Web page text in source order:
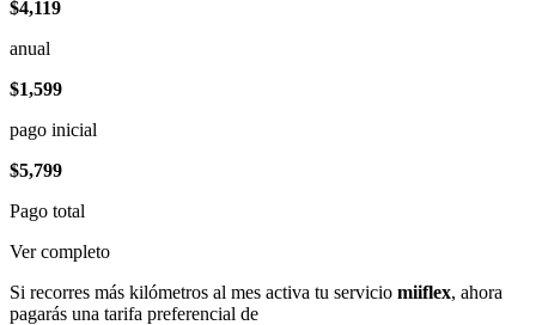
$4,119
anual
$1,599
pago inicial
$5,799
Pago total
Ver completo
Si recorres más kilómetros al mes activa tu servicio miiflex, ahora
pagarás una tarifa preferencial de